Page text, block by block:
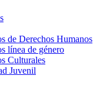
de Derechos Humanos
línea de género
Culturales
Juvenil